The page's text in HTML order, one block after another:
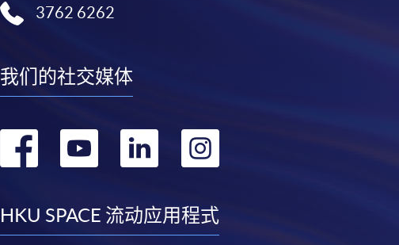
3762 6262
我们的社交媒体
转
facebook
转
youtube
转
linkedin
转
instagram
HKU SPACE 流动应用程式